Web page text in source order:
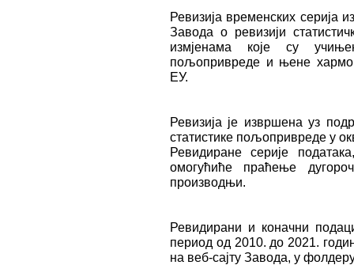
Ревизија временских серија
Завода о ревизији
измјенама које су
пољопривреде и њене
ЕУ.
Ревизија је извршена уз
статистике пољопривреде у
Ревидиране серије
омогућиће праћење
производњи.
Ревидирани и коначни
период од 2010. до 2021.
на веб-сајту Завода, у